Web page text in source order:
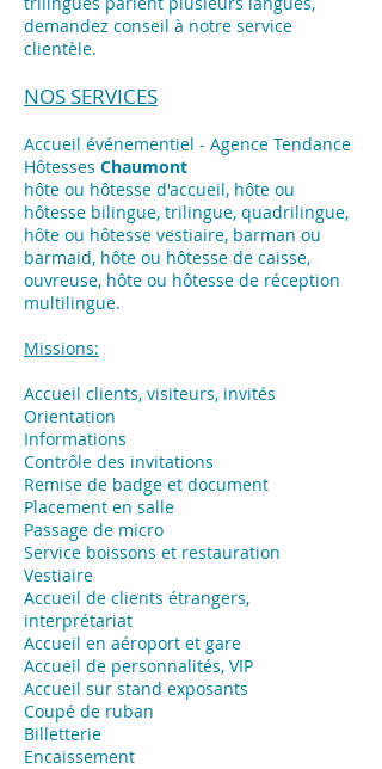
demandez conseil à notre service
clientèle.
NOS SERVICES
Accueil événementiel - Agence Tendance
Hôtesses Chaumont
hôte ou hôtesse d'accueil, hôte ou
hôtesse bilingue, trilingue, quadrilingue,
hôte ou hôtesse vestiaire, barman ou
barmaid, hôte ou hôtesse de caisse,
ouvreuse, hôte ou hôtesse de réception
multilingue.
Missions:
Accueil clients, visiteurs, invités
Orientation
Informations
Contrôle des invitations
Remise de badge et document
Placement en salle
Passage de micro
Service boissons et restauration
Vestiaire
Accueil de clients étrangers,
interprétariat
Accueil en aéroport et gare
Accueil de personnalités, VIP
Accueil sur stand exposants
Coupé de ruban
Billetterie
Encaissement